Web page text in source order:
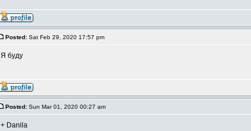
Posted: Sat Feb 29, 2020 17:57 pm
Я буду
Posted: Sun Mar 01, 2020 00:27 am
+ Danila